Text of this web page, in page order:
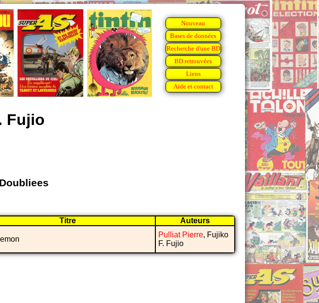
Nouveau
Bases de données
Recherche d'une BD
BD retrouvées
Liens
Aide et contact
Fujio
Titre Auteurs
Pulliat Pierre, Fujiko
F. Fujio